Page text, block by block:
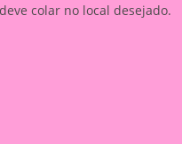
colar no local desejado.